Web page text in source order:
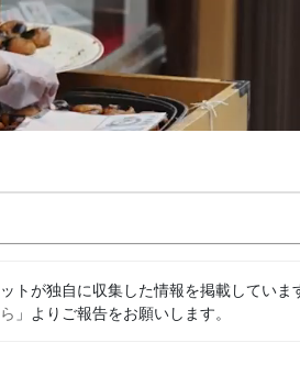
トが独自に収集した情報を掲載してい
」よりご報告をお願いします。